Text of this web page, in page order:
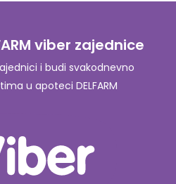
viber zajednice
i budi svakodnevno
u apoteci DELFARM